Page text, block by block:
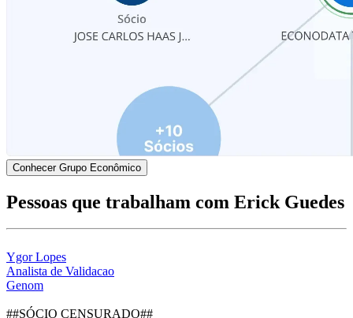
Conhecer Grupo Econômico
Pessoas que trabalham com Erick Guedes
Ygor Lopes
Analista de Validacao
Genom
##SÓCIO CENSURADO##